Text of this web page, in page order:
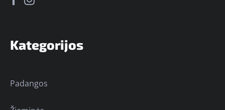
Kategorijos
Padangos